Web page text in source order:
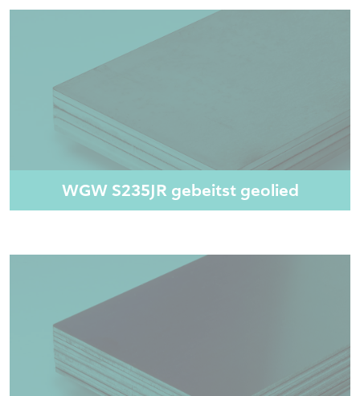
WGW S235JR gebeitst geolied